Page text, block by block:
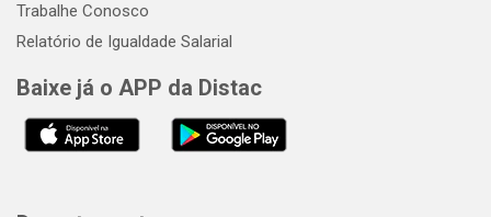
Trabalhe Conosco
Relatório de Igualdade Salarial
Baixe já o APP da Distac